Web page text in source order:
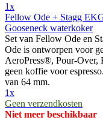
1x
Fellow Ode + Stagg
Gooseneck waterkoker
Set van Fellow Ode en
Ode is ontworpen voor
AeroPress®, Pour-Over,
geen koffie voor
van 64 mm.
1x
Geen verzendkosten
Niet meer beschikbaar